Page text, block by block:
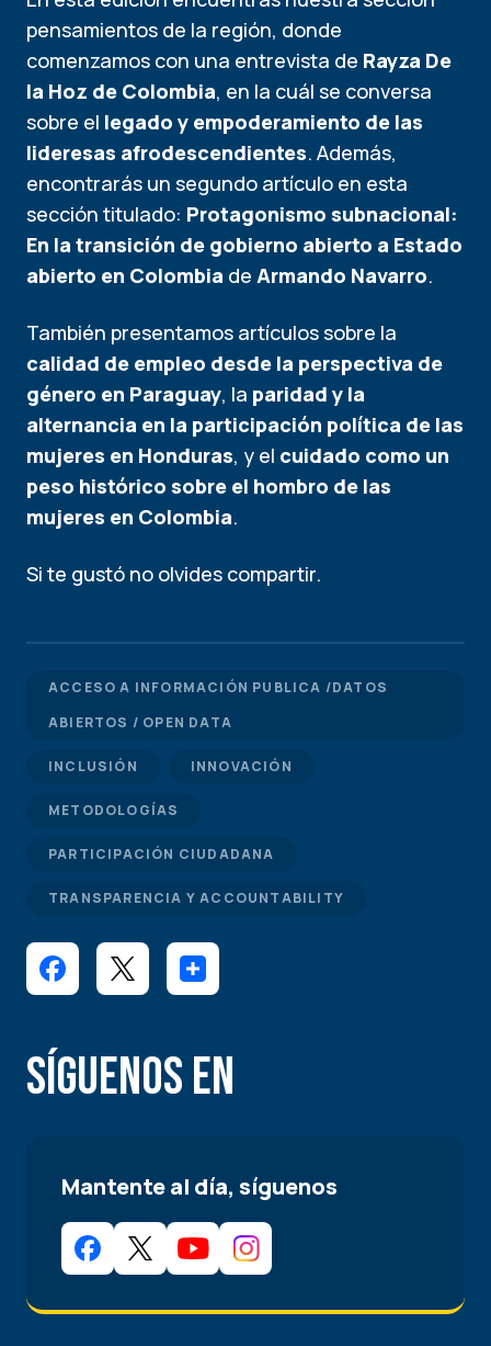
pensamientos de la región, donde
comenzamos con una entrevista de Rayza De
la Hoz de Colombia, en la cuál se conversa
sobre el legado y empoderamiento de las
lideresas afrodescendientes. Además,
encontrarás un segundo artículo en esta
sección titulado: Protagonismo subnacional:
En la transición de gobierno abierto a Estado
abierto en Colombia de Armando Navarro.
También presentamos artículos sobre la
calidad de empleo desde la perspectiva de
género en Paraguay, la paridad y la
alternancia en la participación política de las
mujeres en Honduras, y el cuidado como un
peso histórico sobre el hombro de las
mujeres en Colombia.
Si te gustó no olvides compartir.
ACCESO A INFORMACIÓN PUBLICA /DATOS
ABIERTOS / OPEN DATA
INCLUSIÓN INNOVACIÓN
METODOLOGÍAS
PARTICIPACIÓN CIUDADANA
TRANSPARENCIA Y ACCOUNTABILITY
Síguenos en
Mantente al día, síguenos